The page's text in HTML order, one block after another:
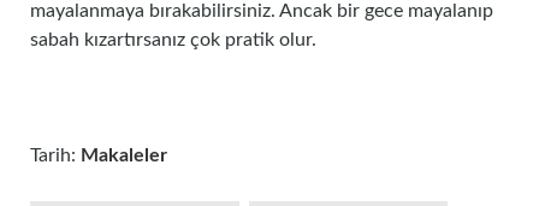
mayalanmaya bırakabilirsiniz. Ancak bir gece mayalanıp
sabah kızartırsanız çok pratik olur.
Tarih: Makaleler